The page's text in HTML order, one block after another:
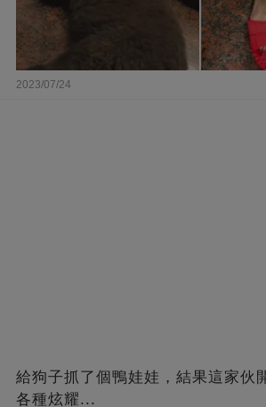
2023/07/24
給狗子抓了個鴨娃娃，結果這家伙
各種炫耀...